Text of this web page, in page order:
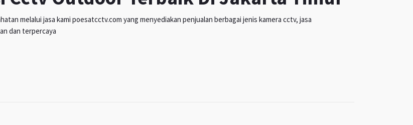
melalui jasa kami poesatcctv.com yang menyediakan penjualan berbagai jenis kamera cctv, jasa
dan terpercaya